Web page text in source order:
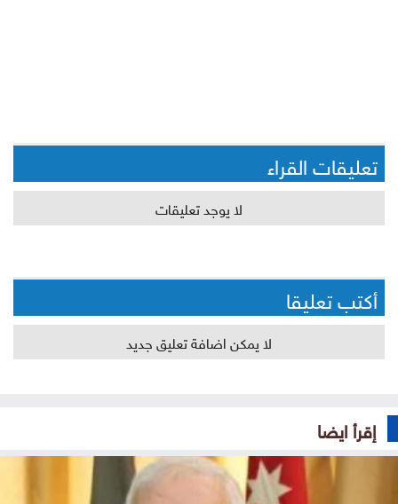
تعليقات القراء
لا يوجد تعليقات
أكتب تعليقا
لا يمكن اضافة تعليق جديد
إقرأ ايضا